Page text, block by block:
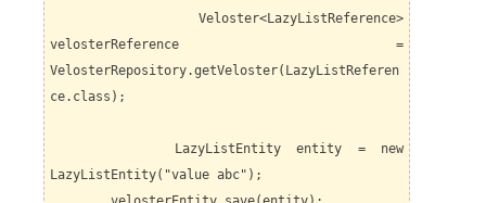
Veloster<LazyListReference>
velosterReference =
VelosterRepository.getVeloster(LazyListReferen
ce.class);
LazyListEntity entity = new
LazyListEntity("value abc");